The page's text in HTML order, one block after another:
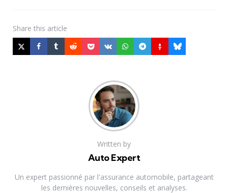
Share this article
Written by
Auto Expert
Un expert passionné par l'assurance automobile, partageant
les dernières nouvelles, conseils et analyses.